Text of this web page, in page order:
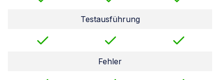
Testausführung
Fehler